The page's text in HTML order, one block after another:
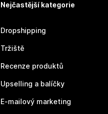
Nejčastější kategorie
Dropshipping
Tržiště
Recenze produktů
Upselling a balíčky
E-mailový marketing